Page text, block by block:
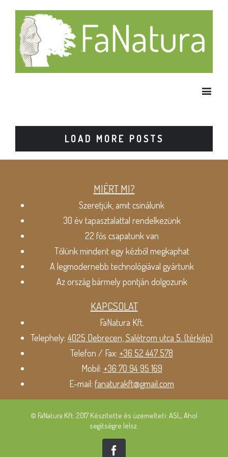
LOAD MORE POSTS
MIÉRT MI?
Szeretjük, amit csinálunk
30 év tapasztalattal rendelkezünk
22 fős csapatunk van
Tőlünk mindent egy kézből megkaphat
A legmodernebb technológiával gyártunk
Az ország bármely pontján dolgozunk
KAPCSOLAT
FaNatura Kft.
Telephely:4025 Debrecen, Salétrom utca 5. (térkép)
Telefon / Fax: +36 52 447 578
Mobil: +36 70 94 95 169
E-mail: fanaturakft@gmail.com
© FaNatura Kft. 2017 Készítette és üzemelteti: ASL, Ahol
segítségre lelsz.